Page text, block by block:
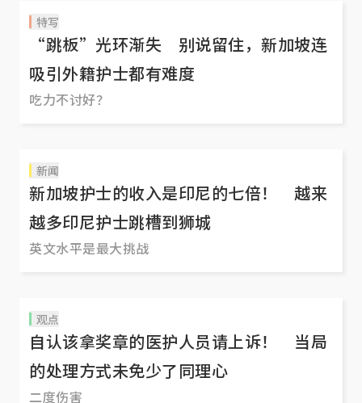
特写
“跳板”光环渐失 别说留住，新加坡连
吸引外籍护士都有难度
吃力不讨好？
新闻
新加坡护士的收入是印尼的七倍！ 越来
越多印尼护士跳槽到狮城
英文水平是最大挑战
观点
自认该拿奖章的医护人员请上诉！ 当局
的处理方式未免少了同理心
二度伤害